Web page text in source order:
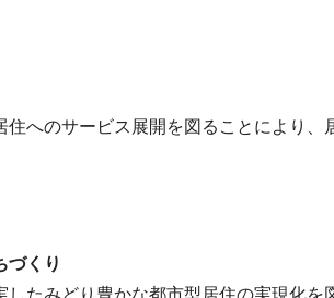
へのサービス展開を図ることにより、
づくり
たみどり豊かな都市型居住の実現化を